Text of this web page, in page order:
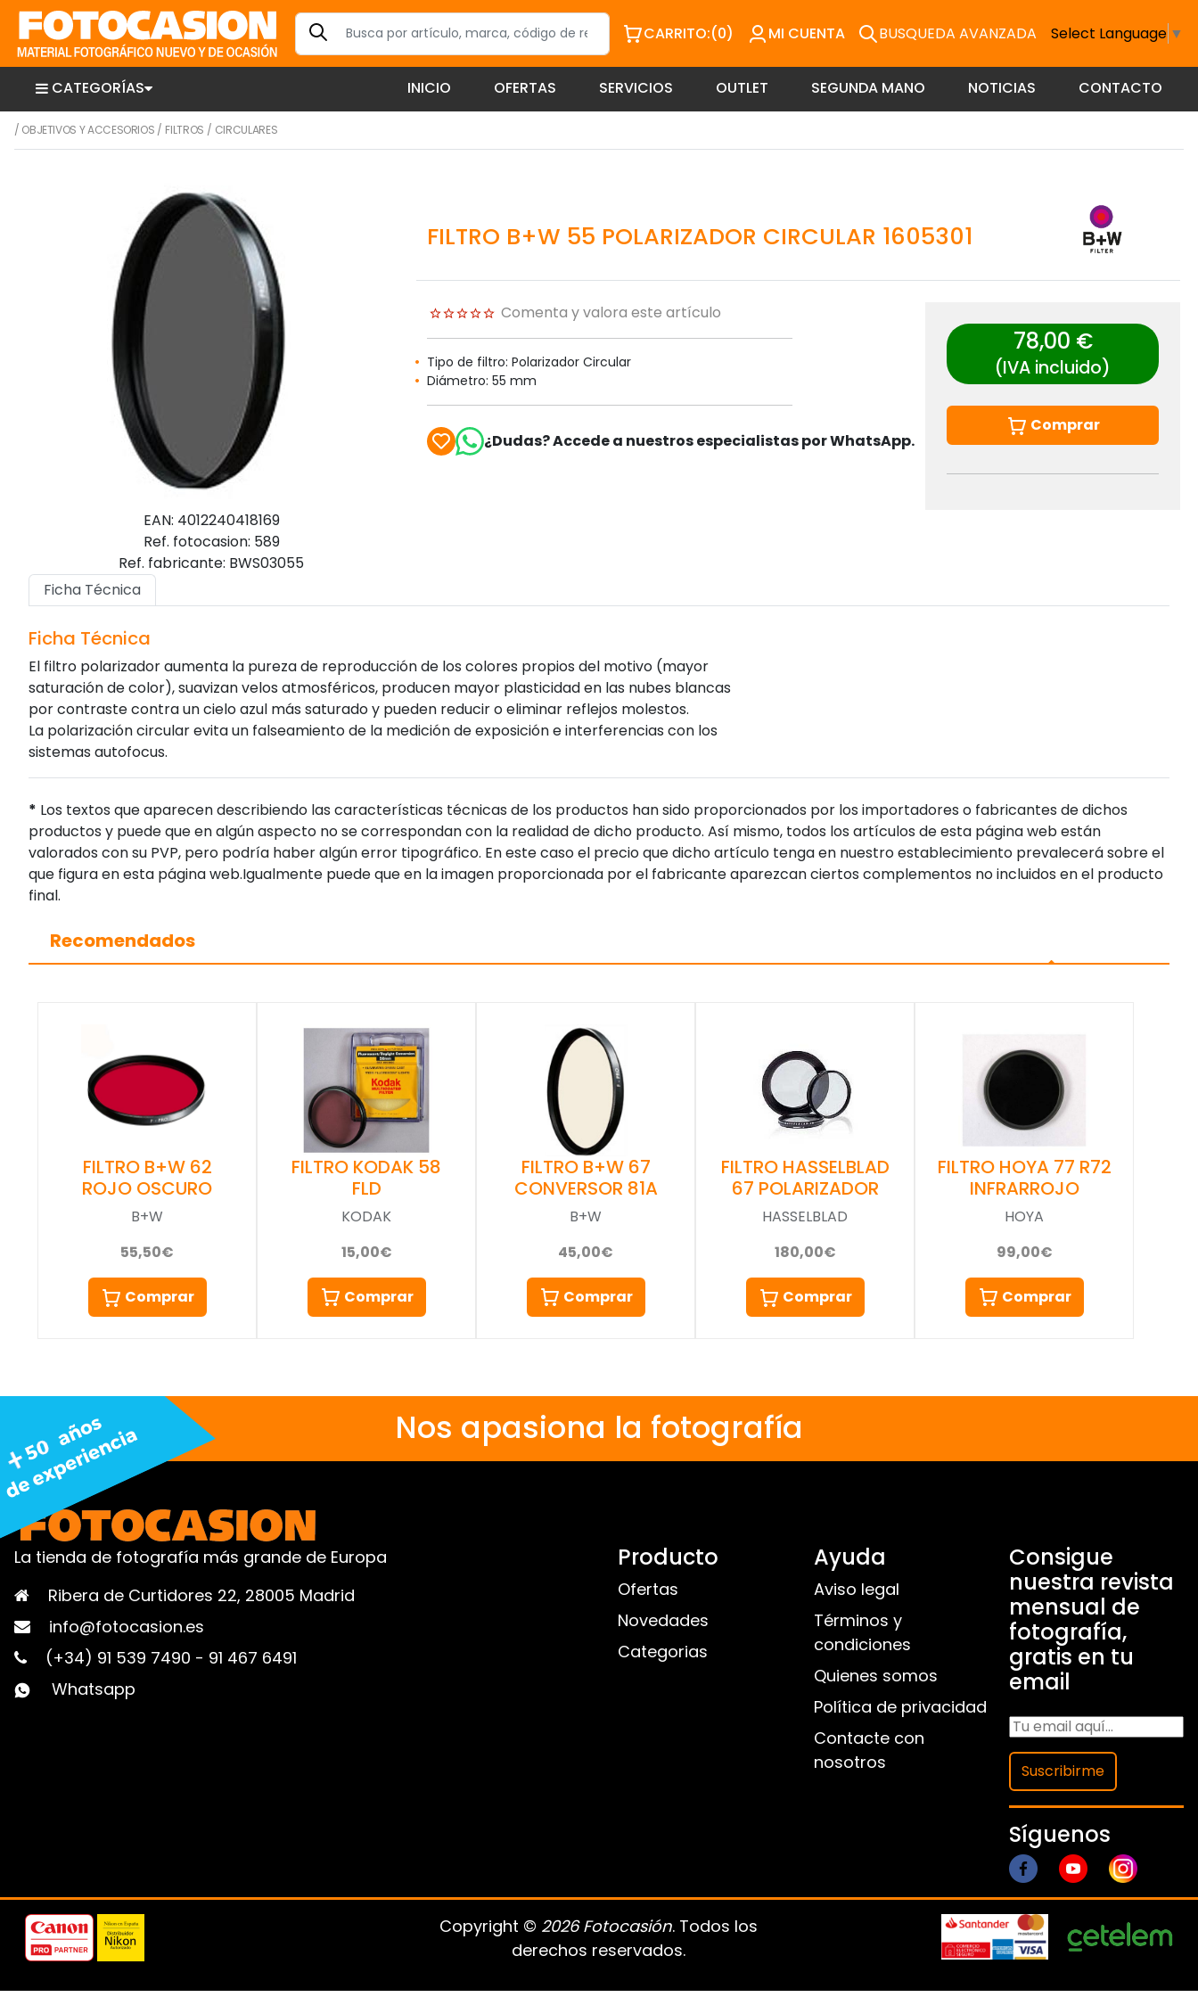
CARRITO:(0) MI CUENTA BUSQUEDA AVANZADA Select Language ▼
CATEGORÍAS INICIO OFERTAS SERVICIOS OUTLET SEGUNDA MANO NOTICIAS CONTACTO
/ OBJETIVOS Y ACCESORIOS / FILTROS / CIRCULARES
EAN: 4012240418169
Ref. fotocasion: 589
Ref. fabricante: BWS03055
FILTRO B+W 55 POLARIZADOR CIRCULAR 1605301
Comenta y valora este artículo
Tipo de filtro: Polarizador Circular
Diámetro: 55 mm
¿Dudas? Accede a nuestros especialistas por WhatsApp.
78,00 €
(IVA incluido)
Comprar
Ficha Técnica
Ficha Técnica
El filtro polarizador aumenta la pureza de reproducción de los colores propios del motivo (mayor
saturación de color), suavizan velos atmosféricos, producen mayor plasticidad en las nubes blancas
por contraste contra un cielo azul más saturado y pueden reducir o eliminar reflejos molestos.
La polarización circular evita un falseamiento de la medición de exposición e interferencias con los
sistemas autofocus.
* Los textos que aparecen describiendo las características técnicas de los productos han sido proporcionados por los importadores o fabricantes de dichos
productos y puede que en algún aspecto no se correspondan con la realidad de dicho producto. Así mismo, todos los artículos de esta página web están
valorados con su PVP, pero podría haber algún error tipográfico. En este caso el precio que dicho artículo tenga en nuestro establecimiento prevalecerá sobre el
que figura en esta página web.Igualmente puede que en la imagen proporcionada por el fabricante aparezcan ciertos complementos no incluidos en el producto
final.
Recomendados
FILTRO B+W 62
ROJO OSCURO
B+W
55,50€
Comprar
FILTRO KODAK 58
FLD
KODAK
15,00€
Comprar
FILTRO B+W 67
CONVERSOR 81A
B+W
45,00€
Comprar
FILTRO HASSELBLAD
67 POLARIZADOR
HASSELBLAD
180,00€
Comprar
FILTRO HOYA 77 R72
INFRARROJO
HOYA
99,00€
Comprar
Nos apasiona la fotografía
La tienda de fotografía más grande de Europa
Ribera de Curtidores 22, 28005 Madrid
info@fotocasion.es
(+34) 91 539 7490 - 91 467 6491
Whatsapp
Producto
Ofertas
Novedades
Categorias
Ayuda
Aviso legal
Términos y
condiciones
Quienes somos
Política de privacidad
Contacte con
nosotros
Consigue
nuestra revista
mensual de
fotografía,
gratis en tu
email
Suscribirme
Síguenos
Copyright © 2026 Fotocasión. Todos los
derechos reservados.